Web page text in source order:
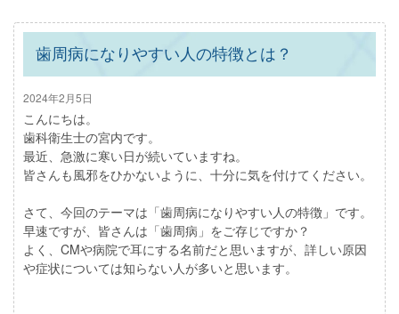
歯周病になりやすい人の特徴とは？
2024年2月5日
こんにちは。
歯科衛生士の宮内です。
最近、急激に寒い日が続いていますね。
皆さんも風邪をひかないように、十分に気を付けてください。
さて、今回のテーマは「歯周病になりやすい人の特徴」です。
早速ですが、皆さんは「歯周病」をご存じですか？
よく、CMや病院で耳にする名前だと思いますが、詳しい原因
や症状については知らない人が多いと思います。